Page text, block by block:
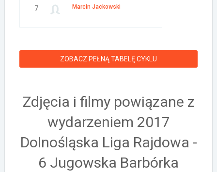
7 Marcin Jackowski
ZOBACZ PEŁNĄ TABELĘ CYKLU
Zdjęcia i filmy powiązane z
wydarzeniem 2017
Dolnośląska Liga Rajdowa -
6 Jugowska Barbórka